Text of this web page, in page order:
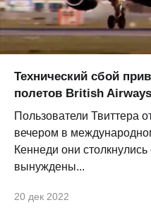
Технический сбой
полетов British
Пользователи Твиттера
вечером в
Кеннеди они
вынуждены...
20 дек 2022